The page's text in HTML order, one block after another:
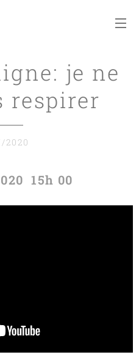
je ne
respirer
2020
15h 00